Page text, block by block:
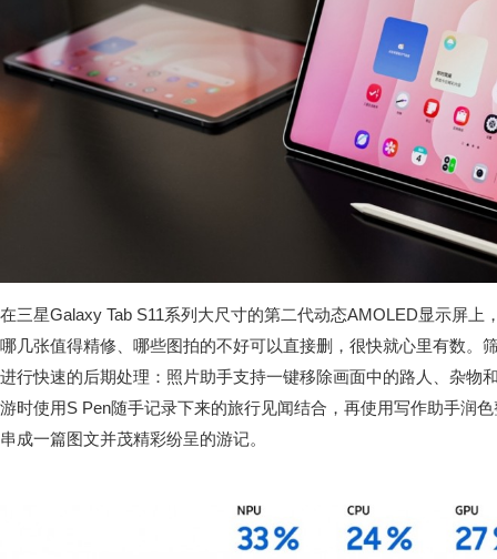
在三星Galaxy Tab S11系列大尺寸的第二代动态AMOLED显示屏上
哪几张值得精修、哪些图拍的不好可以直接删，很快就心里有数。
进行快速的后期处理：照片助手支持一键移除画面中的路人、杂物
游时使用S Pen随手记录下来的旅行见闻结合，再使用写作助手润
串成一篇图文并茂精彩纷呈的游记。